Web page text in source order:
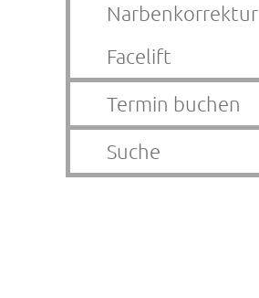
Narbenkorrektur
Facelift
Termin buchen
Suche